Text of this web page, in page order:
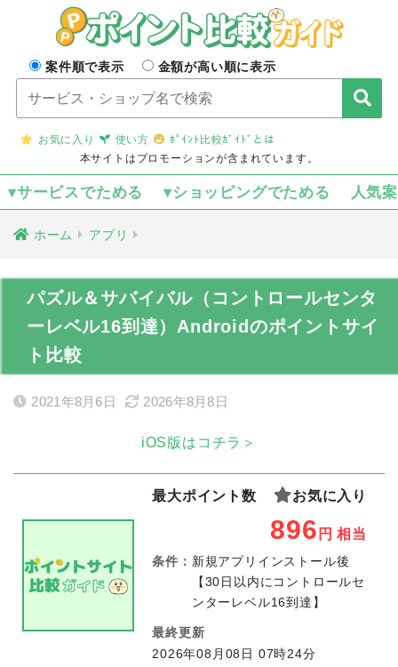
案件順で表示 金額が高い順に表示
お気に入り 使い方
ﾎﾟｲﾝﾄ比較ｶﾞｲﾄﾞとは
本サイトはプロモーションが含まれています。
▾サービスでためる ▾ショッピングでためる 人気
ホーム アプリ
パズル＆サバイバル（コントロールセンタ
ーレベル16到達）Androidのポイントサイ
ト比較
2021年8月6日 2026年8月8日
iOS版はコチラ＞
最大ポイント数 お気に入り
896 円 相当
条件： 新規アプリインストール後
【30日以内にコントロールセ
ンターレベル16到達】
最終更新
2026年08月08日 07時24分